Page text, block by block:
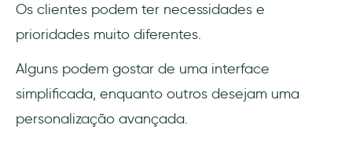
Os clientes podem ter necessidades e
prioridades muito diferentes.
Alguns podem gostar de uma interface
simplificada, enquanto outros desejam uma
personalização avançada.